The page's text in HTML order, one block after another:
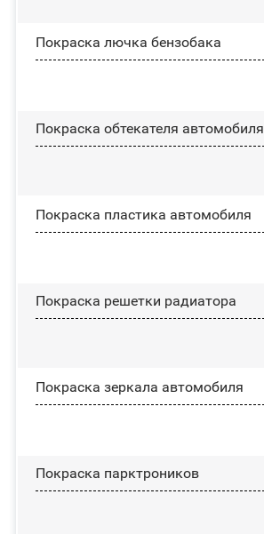
Покраска лючка бензобака
Покраска обтекателя автомобиля
Покраска пластика автомобиля
Покраска решетки радиатора
Покраска зеркала автомобиля
Покраска парктроников